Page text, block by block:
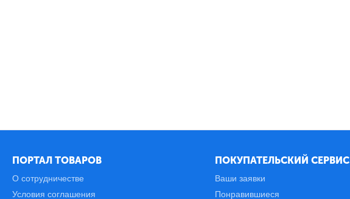
ПОРТАЛ ТОВАРОВ
О сотрудничестве
Условия соглашения
ПОКУПАТЕЛЬСКИЙ СЕРВИС
Ваши заявки
Понравившиеся